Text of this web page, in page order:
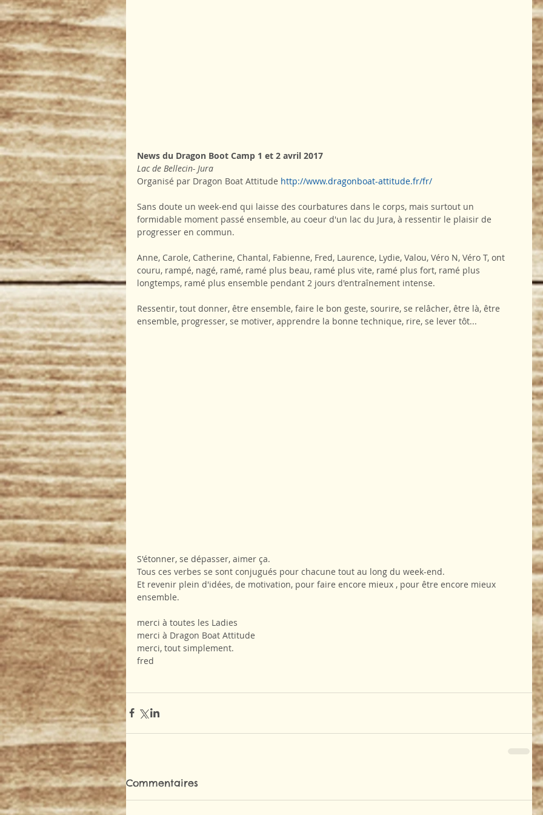
News du Dragon Boot Camp 1 et 2 avril 2017
Lac de Bellecin- Jura
Organisé par Dragon Boat Attitude http://www.dragonboat-attitude.fr/fr/
Sans doute un week-end qui laisse des courbatures dans le corps, mais surtout un
formidable moment passé ensemble, au coeur d'un lac du Jura, à ressentir le plaisir de
progresser en commun.
Anne, Carole, Catherine, Chantal, Fabienne, Fred, Laurence, Lydie, Valou, Véro N, Véro T, ont
couru, rampé, nagé, ramé, ramé plus beau, ramé plus vite, ramé plus fort, ramé plus
longtemps, ramé plus ensemble pendant 2 jours d'entraînement intense.
Ressentir, tout donner, être ensemble, faire le bon geste, sourire, se relâcher, être là, être
ensemble, progresser, se motiver, apprendre la bonne technique, rire, se lever tôt...
S'étonner, se dépasser, aimer ça.
Tous ces verbes se sont conjugués pour chacune tout au long du week-end.
Et revenir plein d'idées, de motivation, pour faire encore mieux , pour être encore mieux
ensemble.
merci à toutes les Ladies
merci à Dragon Boat Attitude
merci, tout simplement.
fred
Commentaires